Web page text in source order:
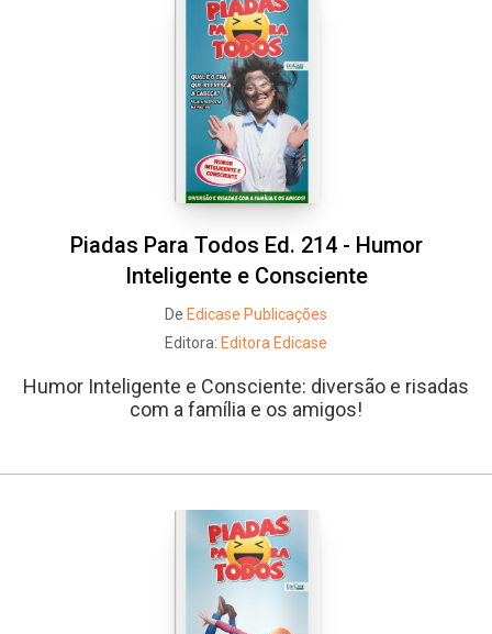
Piadas Para Todos Ed. 214 - Humor
Inteligente e Consciente
De Edicase Publicações
Editora: Editora Edicase
Humor Inteligente e Consciente: diversão e risadas
com a família e os amigos!